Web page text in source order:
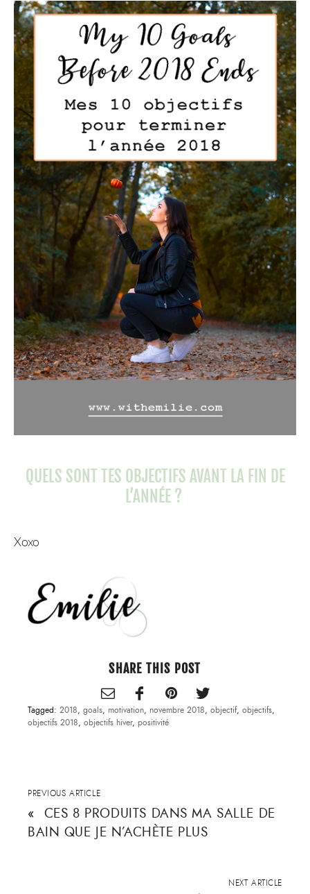
QUELS SONT TES OBJECTIFS AVANT LA FIN DE
L’ANNÉE ?
Xoxo
SHARE THIS POST
Tagged: 2018, goals, motivation, novembre 2018, objectif, objectifs,
objectifs 2018, objectifs hiver, positivité
PREVIOUS ARTICLE
« CES 8 PRODUITS DANS MA SALLE DE
BAIN QUE JE N’ACHÈTE PLUS
NEXT ARTICLE